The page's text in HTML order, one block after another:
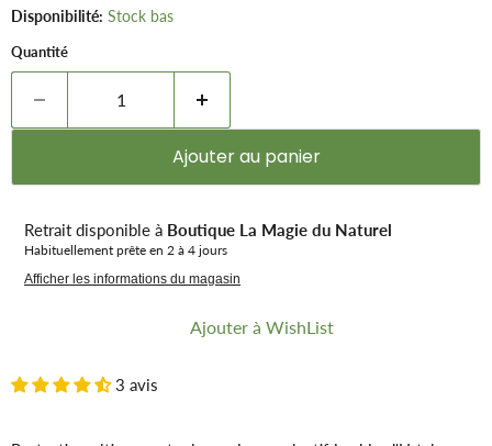
Disponibilité: Stock bas
Quantité
Ajouter au panier
Retrait disponible à Boutique La Magie du Naturel
Habituellement prête en 2 à 4 jours
Afficher les informations du magasin
Ajouter à WishList
3 avis